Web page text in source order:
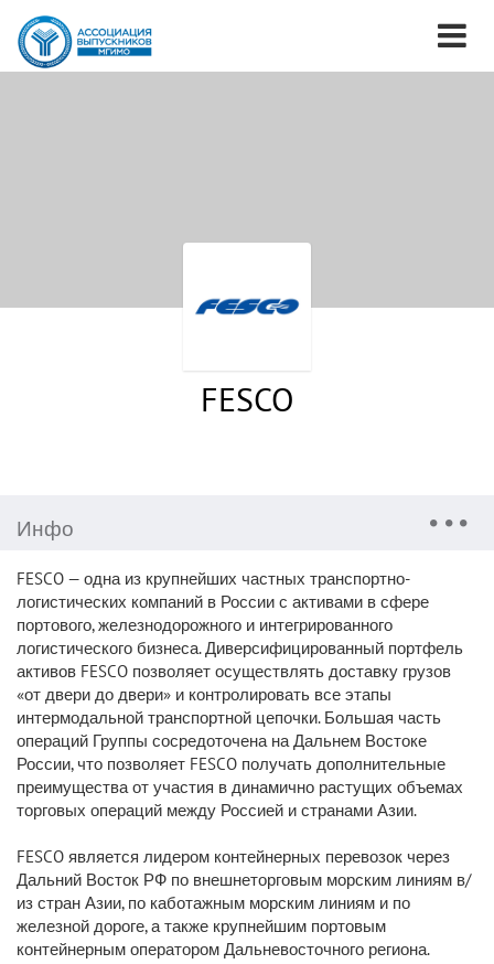
FESCO
Инфо
FESCO — одна из крупнейших частных транспортно-
логистических компаний в России с активами в сфере
портового, железнодорожного и интегрированного
логистического бизнеса. Диверсифицированный портфель
активов FESCO позволяет осуществлять доставку грузов
«от двери до двери» и контролировать все этапы
интермодальной транспортной цепочки. Большая часть
операций Группы сосредоточена на Дальнем Востоке
России, что позволяет FESCO получать дополнительные
преимущества от участия в динамично растущих объемах
торговых операций между Россией и странами Азии.
FESCO является лидером контейнерных перевозок через
Дальний Восток РФ по внешнеторговым морским линиям в/
из стран Азии, по каботажным морским линиям и по
железной дороге, а также крупнейшим портовым
контейнерным оператором Дальневосточного региона.